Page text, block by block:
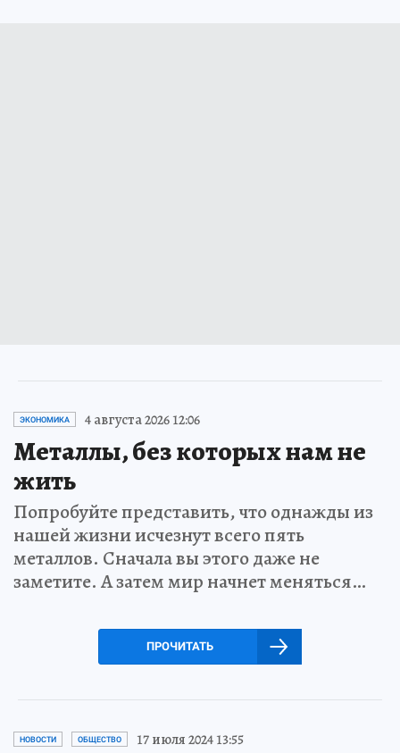
ЭКОНОМИКА 4 августа 2026 12:06
Металлы, без которых нам не
жить
Попробуйте представить, что однажды из
нашей жизни исчезнут всего пять
металлов. Сначала вы этого даже не
заметите. А затем мир начнет меняться…
ПРОЧИТАТЬ
НОВОСТИ ОБЩЕСТВО 17 июля 2024 13:55